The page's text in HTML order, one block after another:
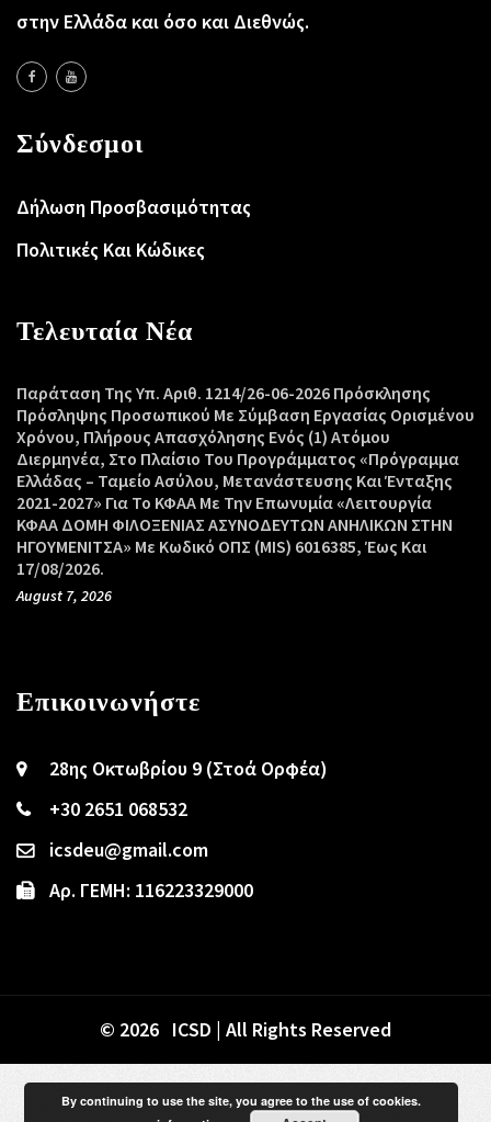
στην Ελλάδα και όσο και Διεθνώς.
Σύνδεσμοι
Δήλωση Προσβασιμότητας
Πολιτικές Και Κώδικες
Τελευταία Νέα
Παράταση Της Υπ. Αριθ. 1214/26-06-2026 Πρόσκλησης
Πρόσληψης Προσωπικού Με Σύμβαση Εργασίας Ορισμένου
Χρόνου, Πλήρους Απασχόλησης Ενός (1) Ατόμου
Διερμηνέα, Στο Πλαίσιο Του Προγράμματος «Πρόγραμμα
Ελλάδας – Ταμείο Ασύλου, Μετανάστευσης Και Ένταξης
2021-2027» Για Το ΚΦΑΑ Με Την Επωνυμία «Λειτουργία
ΚΦΑΑ ΔΟΜΗ ΦΙΛΟΞΕΝΙΑΣ ΑΣΥΝΟΔΕΥΤΩΝ ΑΝΗΛΙΚΩΝ ΣΤΗΝ
ΗΓΟΥΜΕΝΙΤΣΑ» Με Κωδικό ΟΠΣ (MIS) 6016385, Έως Και
17/08/2026.
August 7, 2026
Επικοινωνήστε
28ης Οκτωβρίου 9 (Στοά Ορφέα)
+30 2651 068532
icsdeu@gmail.com
Αρ. ΓΕΜΗ: 116223329000
© 2026 ICSD | All Rights Reserved
By continuing to use the site, you agree to the use of cookies.